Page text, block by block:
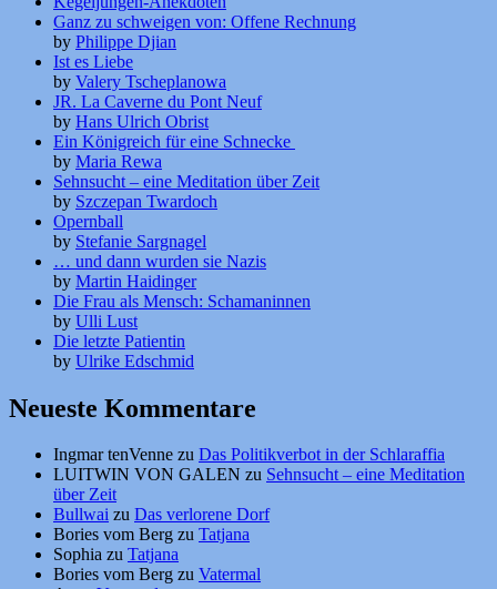
Ganz zu schweigen von: Offene Rechnung
by Philippe Djian
Ist es Liebe
by Valery Tscheplanowa
JR. La Caverne du Pont Neuf
by Hans Ulrich Obrist
Ein Königreich für eine Schnecke
by Maria Rewa
Sehnsucht – eine Meditation über Zeit
by Szczepan Twardoch
Opernball
by Stefanie Sargnagel
… und dann wurden sie Nazis
by Martin Haidinger
Die Frau als Mensch: Schamaninnen
by Ulli Lust
Die letzte Patientin
by Ulrike Edschmid
Neueste Kommentare
Ingmar tenVenne zu Das Politikverbot in der Schlaraffia
LUITWIN VON GALEN zu Sehnsucht – eine Meditation
über Zeit
Bullwai zu Das verlorene Dorf
Bories vom Berg zu Tatjana
Sophia zu Tatjana
Bories vom Berg zu Vatermal